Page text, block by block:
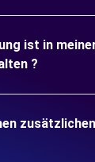
ist in
?